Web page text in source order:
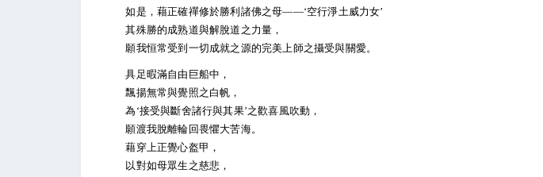
如是，藉正確禪修於勝利諸佛之母——‘空行淨土威力女’
其殊勝的成熟道與解脫道之力量，
願我恒常受到一切成就之源的完美上師之攝受與關愛。
具足暇滿自由巨船中，
飄揚無常與覺照之白帆，
為‘接受與斷舍諸行與其果’之歡喜風吹動，
願渡我脫離輪回畏懼大苦海。
藉穿上正覺心盔甲，
以對如母眾生之慈悲，